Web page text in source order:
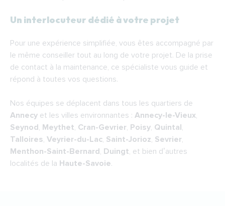
Un interlocuteur dédié à votre projet
Pour une expérience simplifiée, vous êtes accompagné par
le même conseiller tout au long de votre projet. De la prise
de contact à la maintenance, ce spécialiste vous guide et
répond à toutes vos questions.
Nos équipes se déplacent dans tous les quartiers de
Annecy et les villes environnantes : Annecy-le-Vieux,
Seynod, Meythet, Cran-Gevrier, Poisy, Quintal,
Talloires, Veyrier-du-Lac, Saint-Jorioz, Sevrier,
Menthon-Saint-Bernard, Duingt, et bien d’autres
localités de la Haute-Savoie.